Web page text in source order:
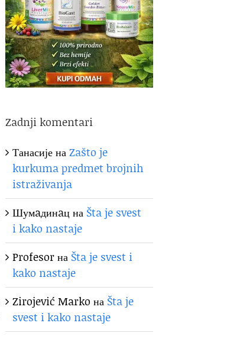
Zadnji komentari
ТанасијенаZašto je
kurkuma predmet brojnih
istraživanja
Шумaдинaцна Šta je svest
i kako nastaje
Profesorна Šta je svest i
kako nastaje
Zirojević Marko на Šta je
svest i kako nastaje